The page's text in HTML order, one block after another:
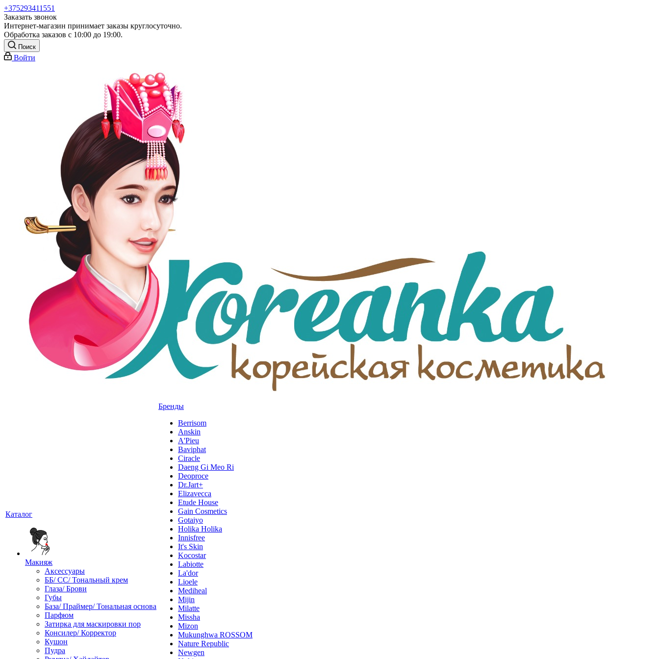
+375293411551
Заказать звонок
Интернет-магазин принимает заказы круглосуточно.
Обработка заказов с 10:00 до 19:00.
Поиск
Войти
Каталог
Макияж
Аксессуары
ББ/ СС/ Тональный крем
Глаза/ Брови
Губы
База/ Праймер/ Тональная основа
Парфюм
Затирка для маскировки пор
Консилер/ Корректор
Кушон
Пудра
Бренды
Berrisom
Anskin
A'Pieu
Baviphat
Ciracle
Daeng Gi Meo Ri
Deoproce
Dr.Jart+
Elizavecca
Etude House
Gain Cosmetics
Gotaiyo
Holika Holika
Innisfree
It's Skin
Kocostar
Labiotte
La'dor
Lioele
Mediheal
Mijin
Milatte
Missha
Mizon
Mukunghwa ROSSOM
Nature Republic
Newgen